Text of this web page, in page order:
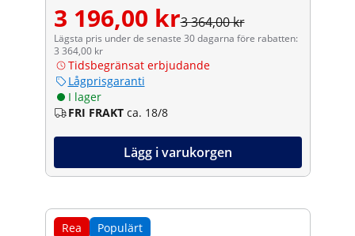
3 196,00 kr3 364,00 kr
Lägsta pris under de senaste 30 dagarna före rabatten:
3 364,00 kr
Tidsbegränsat erbjudande
Lågprisgaranti
I lager
FRI FRAKT ca. 18/8
Lägg i varukorgen
Rea Populärt